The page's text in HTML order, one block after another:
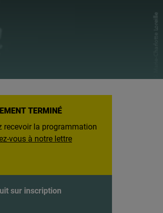
TERMINÉ
recevoir la programmation
vous à notre lettre
sur inscription